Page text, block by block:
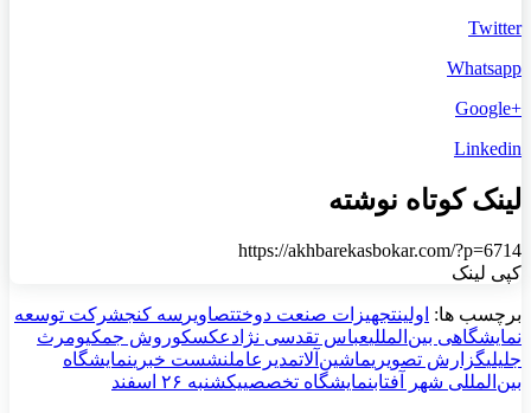
Twitter
Whatsapp
+Google
Linkedin
لینک کوتاه نوشته
https://akhbarekasbokar.com/?p=6714
کپی لینک
برچسب ها: اولینتجهیزات صنعت دوختتصاویر سه کنجشرکت توسعه
نمایشگاهی بین‌المللیعباس تقدسی نژادعکسکوروش جمکیومرث
جلیلیگزارش تصویریماشین‌آلاتمدیرعاملنشست خبرینمایشگاه
بین‌المللی شهر آفتابنمایشگاه تخصصییکشنبه ۲۶ اسفند